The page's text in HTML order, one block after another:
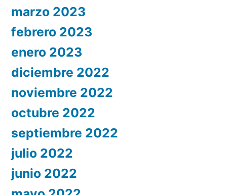
marzo 2023
febrero 2023
enero 2023
diciembre 2022
noviembre 2022
octubre 2022
septiembre 2022
julio 2022
junio 2022